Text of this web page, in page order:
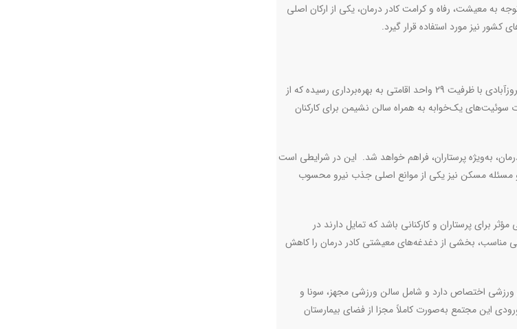
به معیشت، رفاه و کرامت کادر درمان، یکی از ارکان اصلی
کشور نیز مورد استفاده قرار گیرد.
دکتر علی طیبی رئیس بیمارستان فیروزآبادی نیز گفت: مجتمع اقامتی، رفاهی بیمارستان فیروزآبادی با ظرفیت 29 واحد اقامتی به بهره‌برداری رسیده که از
سوئیت‌های یک‌خوابه ویژه اسکان مجردی و ۲۶واحد به‌صورت سوئیت‌های یک‌خوابه به همراه سالن نشیمن برای کارکنان
کامل از این مجموعه، ظرفیت اسکان نزدیک به ۲۰۰نفر از کادر درمان، به‌ویژه پرستاران، فراهم خواهد شد. این در شرایطی است
مسئله مسکن نیز یکی از موانع اصلی جذب نیرو محسوب
برای پرستاران و کارکنانی باشد که تمایل دارند در
مناسب، بخشی از دغدغه‌های معیشتی کادر درمان را کاهش
اختصاص دارد و شامل سالن ورزشی مجهز، سونا و
مجتمع به‌صورت کاملاً مجزا از فضای بیمارستان